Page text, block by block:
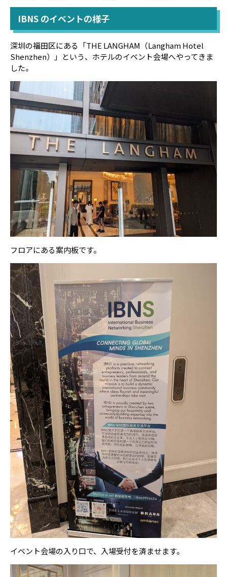
IBNS のイベントの様子
深圳の福田区にある「THE LANGHAM（Langham Hotel
Shenzhen）」という、ホテルのイベント会場へやってきま
した。
フロアにある案内板です。
イベント会場の入り口で、入場受付を済ませます。